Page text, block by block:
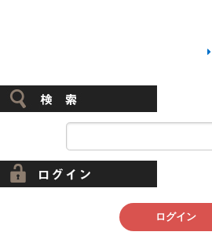
ログイン